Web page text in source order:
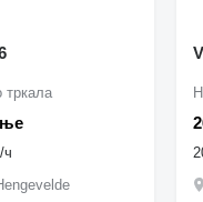
тркала
ч